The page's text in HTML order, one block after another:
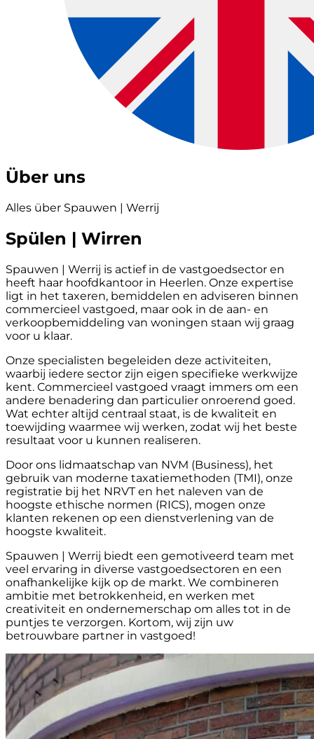
Über uns
Alles über Spauwen | Werrij
Spülen | Wirren
Spauwen | Werrij is actief in de vastgoedsector en
heeft haar hoofdkantoor in Heerlen. Onze expertise
ligt in het taxeren, bemiddelen en adviseren binnen
commercieel vastgoed, maar ook in de aan- en
verkoopbemiddeling van woningen staan wij graag
voor u klaar.
Onze specialisten begeleiden deze activiteiten,
waarbij iedere sector zijn eigen specifieke werkwijze
kent. Commercieel vastgoed vraagt immers om een
andere benadering dan particulier onroerend goed.
Wat echter altijd centraal staat, is de kwaliteit en
toewijding waarmee wij werken, zodat wij het beste
resultaat voor u kunnen realiseren.
Door ons lidmaatschap van NVM (Business), het
gebruik van moderne taxatiemethoden (TMI), onze
registratie bij het NRVT en het naleven van de
hoogste ethische normen (RICS), mogen onze
klanten rekenen op een dienstverlening van de
hoogste kwaliteit.
Spauwen | Werrij biedt een gemotiveerd team met
veel ervaring in diverse vastgoedsectoren en een
onafhankelijke kijk op de markt. We combineren
ambitie met betrokkenheid, en werken met
creativiteit en ondernemerschap om alles tot in de
puntjes te verzorgen. Kortom, wij zijn uw
betrouwbare partner in vastgoed!